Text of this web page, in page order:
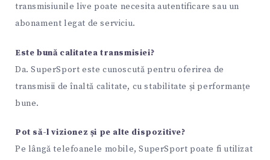
transmisiunile live poate necesita autentificare sau un
abonament legat de serviciu.
Este bună calitatea transmisiei?
Da. SuperSport este cunoscută pentru oferirea de
transmisii de înaltă calitate, cu stabilitate și performanțe
bune.
Pot să-l vizionez și pe alte dispozitive?
Pe lângă telefoanele mobile, SuperSport poate fi utilizat